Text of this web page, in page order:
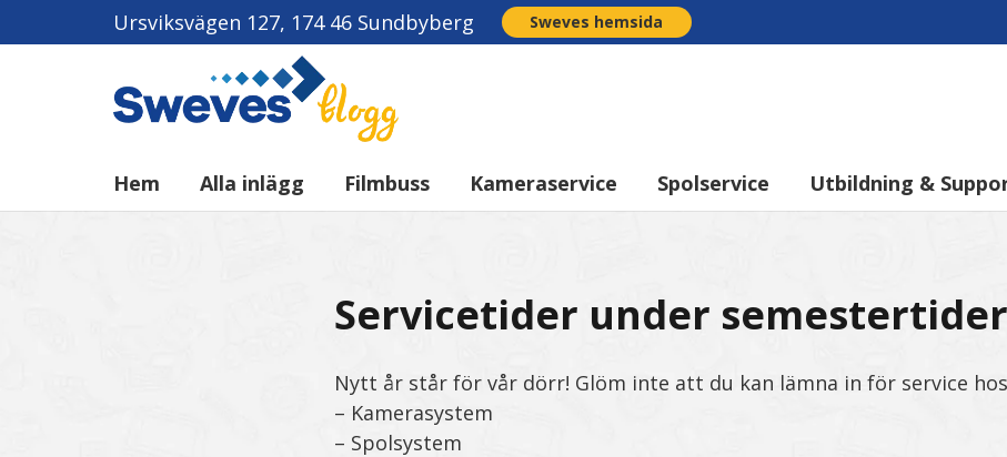
Ursviksvägen 127, 174 46 Sundbyberg Sweves hemsida
Hem Alla inlägg Filmbuss Kameraservice Spolservice Utbildning &
Servicetider under semestertider
Nytt år står för vår dörr! Glöm inte att du kan lämna in för service
– Kamerasystem
– Spolsystem